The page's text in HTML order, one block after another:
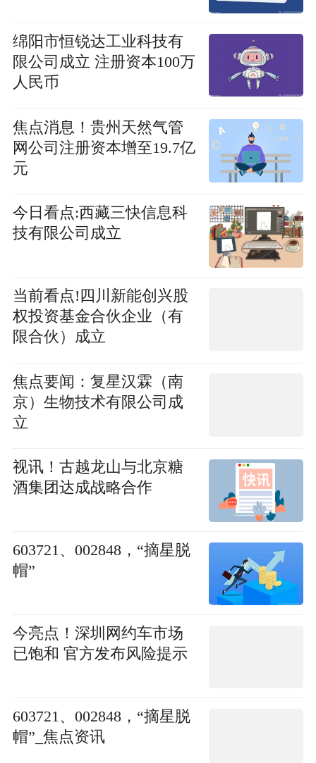
绵阳市恒锐达工业科技有
限公司成立 注册资本100万
人民币
焦点消息！贵州天然气管
网公司注册资本增至19.7亿
元
今日看点:西藏三快信息科
技有限公司成立
当前看点!四川新能创兴股
权投资基金合伙企业（有
限合伙）成立
焦点要闻：复星汉霖（南
京）生物技术有限公司成
立
视讯！古越龙山与北京糖
酒集团达成战略合作
603721、002848，“摘星脱
帽”
今亮点！深圳网约车市场
已饱和 官方发布风险提示
603721、002848，“摘星脱
帽”_焦点资讯